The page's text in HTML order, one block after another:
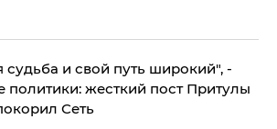
судьба и свой путь широкий", -
политики: жесткий пост Притулы
Сеть